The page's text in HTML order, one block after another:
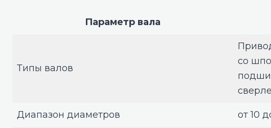
Параметр вала
Типы валов
со
Диапазон диаметров от 10